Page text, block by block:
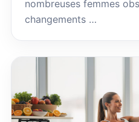
nombreuses femmes
changements …